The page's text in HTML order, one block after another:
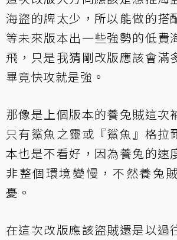
海盜的牌太少，所以能做的搭
等未來版本出一些強勢的低費
飛，只是我猜剛改版應該會滿
畢竟快攻就是強。
那像是上個版本的養兔賊這次
只有鯊魚之靈或『鯊魚』格拉
本也是不看好，因為養兔的速
非整個環境變慢，不然養兔
憂。
在這次改版應該盜賊還是以過